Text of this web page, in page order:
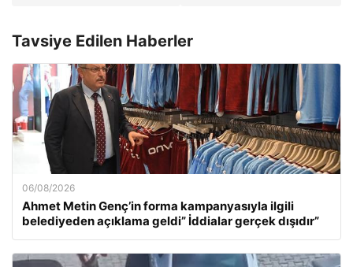
Tavsiye Edilen Haberler
06/08/2026
Ahmet Metin Genç’in forma kampanyasıyla ilgili
belediyeden açıklama geldi” İddialar gerçek dışıdır”